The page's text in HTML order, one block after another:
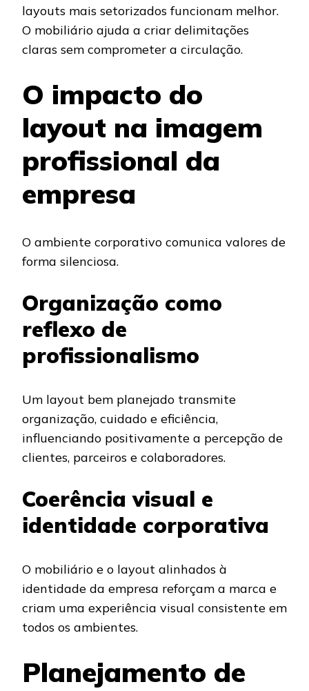
layouts mais setorizados funcionam melhor.
O mobiliário ajuda a criar delimitações
claras sem comprometer a circulação.
O impacto do
layout na imagem
profissional da
empresa
O ambiente corporativo comunica valores de
forma silenciosa.
Organização como
reflexo de
profissionalismo
Um layout bem planejado transmite
organização, cuidado e eficiência,
influenciando positivamente a percepção de
clientes, parceiros e colaboradores.
Coerência visual e
identidade corporativa
O mobiliário e o layout alinhados à
identidade da empresa reforçam a marca e
criam uma experiência visual consistente em
todos os ambientes.
Planejamento de